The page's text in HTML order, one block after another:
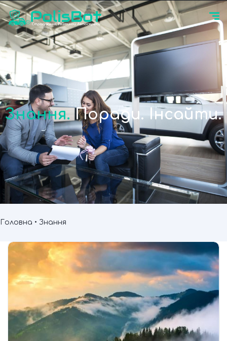
Знання. Поради. Інсайти.
Головна • Знання